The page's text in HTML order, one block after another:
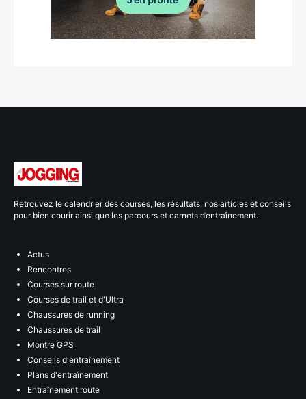
Retrouvez le calendrier des courses, les résultats, nos articles et conseils
pour bien courir ainsi que les parcours et carnets d’entraînement.
Actus
Rencontres
Courses sur route
Courses de trail et d'Ultra
Chaussures de running
Chaussures de trail
Montre GPS
Conseils d'entraînement
Plans d'entraînement
Entraînement route